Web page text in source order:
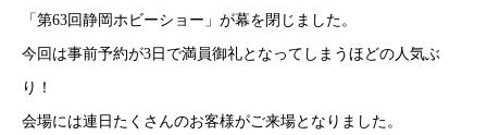
「第63回静岡ホビーショー」が幕を閉じました。
今回は事前予約が3日で満員御礼となってしまうほどの人気ぶ
り！
会場には連日たくさんのお客様がご来場となりました。